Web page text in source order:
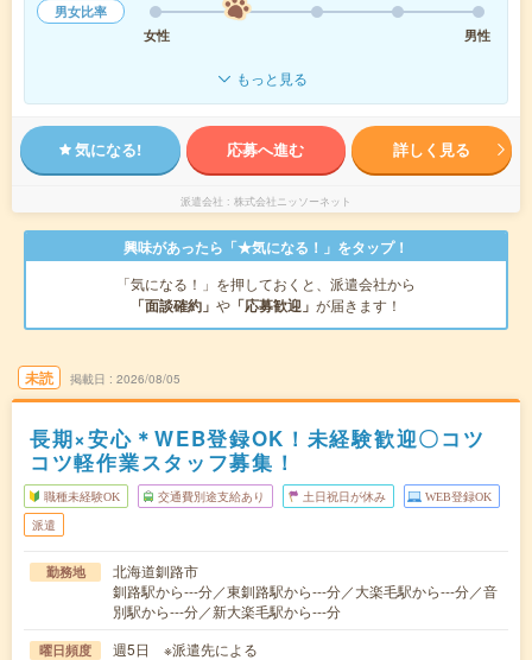
男女比率
女性
男性
もっと見る
気になる! 応募へ進む 詳しく見る
派遣会社 株式会社ニッソーネット
興味があったら「★気になる！」をタップ！
「気になる！」を押しておくと、派遣会社から
「面談確約」 や 「応募歓迎」 が届きます！
未読 掲載日 2026/08/05
長期×安心＊WEB登録OK！未経験歓迎〇コツ
コツ軽作業スタッフ募集！
職種未経験OK 交通費別途支給あり 土日祝日が休み WEB登録OK
派遣
勤務地
北海道釧路市
釧路駅から---分／東釧路駅から---分／大楽毛駅から---分／音
別駅から---分／新大楽毛駅から---分
曜日頻度 週5日 ※派遣先による